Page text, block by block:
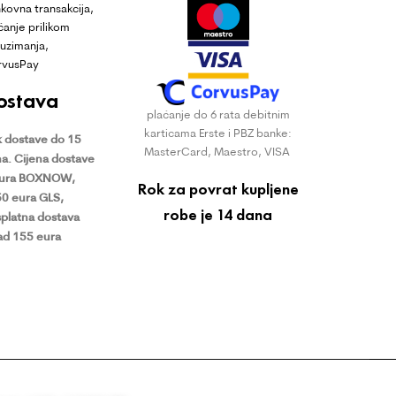
transakcija,
prilikom
dostave do 15
Cijena dostave
BOXNOW,
eura GLS,
dostava
155 eura
plaćanje do 6 rata debitnim
karticama Erste i PBZ banke:
MasterCard, Maestro, VISA
Rok za povrat kupljene
robe je 14 dana